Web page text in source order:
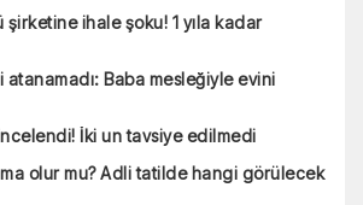
şirketine ihale şoku! 1 yıla kadar
Baba mesleğiyle evini
İki un tavsiye edilmedi
olur mu? Adli tatilde hangi görülecek